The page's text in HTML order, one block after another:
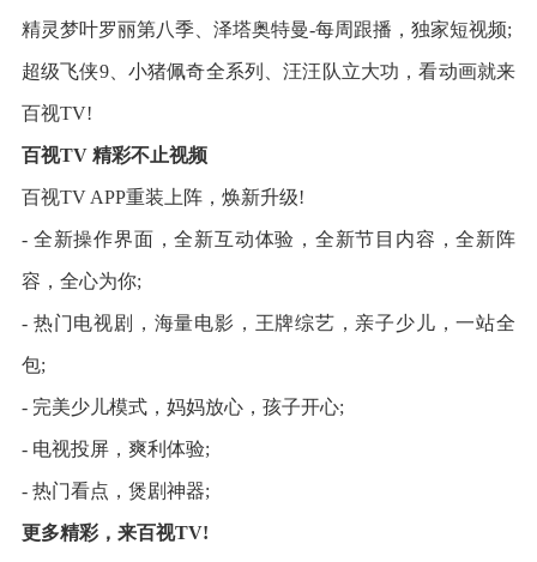
精灵梦叶罗丽第八季、泽塔奥特曼-每周跟播，独家短视频;
超级飞侠9、小猪佩奇全系列、汪汪队立大功，看动画就来
百视TV!
百视TV 精彩不止视频
百视TV APP重装上阵，焕新升级!
- 全新操作界面，全新互动体验，全新节目内容，全新阵
容，全心为你;
- 热门电视剧，海量电影，王牌综艺，亲子少儿，一站全
包;
- 完美少儿模式，妈妈放心，孩子开心;
- 电视投屏，爽利体验;
- 热门看点，煲剧神器;
更多精彩，来百视TV!